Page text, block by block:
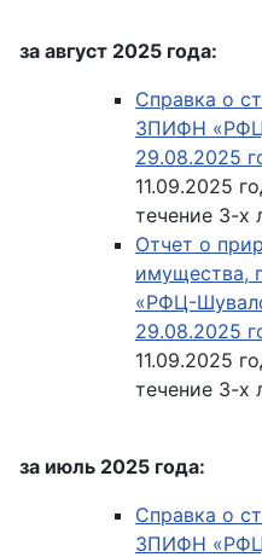
за август 2025 года:
Справка о
ЗПИФН
29.08.2025
11.09.2025
течение 3-х
Отчет о
имущества,
«РФЦ-
29.08.2025
11.09.2025
течение 3-х
за июль 2025 года:
Справка о
ЗПИФН